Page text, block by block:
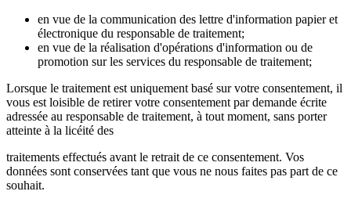
en vue de la communication des lettre d'information papier et
électronique du responsable de traitement;
en vue de la réalisation d'opérations d'information ou de
promotion sur les services du responsable de traitement;
Lorsque le traitement est uniquement basé sur votre consentement, il
vous est loisible de retirer votre consentement par demande écrite
adressée au responsable de traitement, à tout moment, sans porter
atteinte à la licéité des
traitements effectués avant le retrait de ce consentement. Vos
données sont conservées tant que vous ne nous faites pas part de ce
souhait.